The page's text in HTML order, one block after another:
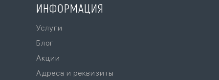
ИНФОРМАЦИЯ
Услуги
Адреса и реквизиты
Блог
Акции